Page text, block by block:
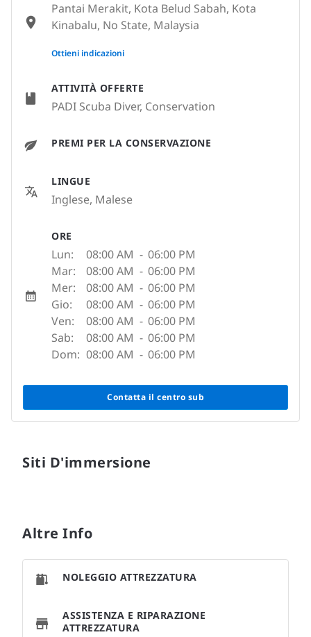
ATTIVITÀ OFFERTE
PADI Scuba Diver, Conservation
PREMI PER LA CONSERVAZIONE
LINGUE
Inglese, Malese
ORE
Lun: 08:00 AM - 06:00 PM
Mar:
08:00 AM - 06:00 PM
Mer:
08:00 AM - 06:00 PM
Gio:
08:00 AM - 06:00 PM
Ven:
08:00 AM - 06:00 PM
Sab:
08:00 AM - 06:00 PM
Dom: 08:00 AM - 06:00 PM
Contatta il centro sub
Pantai Merakit, Kota Belud Sabah, Kota
Kinabalu, No State, Malaysia
None
Ottieni indicazioni
Siti D'immersione
Altre Info
NOLEGGIO ATTREZZATURA
ASSISTENZA E RIPARAZIONE
ATTREZZATURA